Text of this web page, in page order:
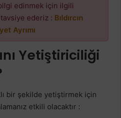
edinmek için ilgili
tavsiye ederiz : Bıldırcın
Ayrımı
Yetiştiriciliği
bir şekilde yetiştirmek için
etkili olacaktır :